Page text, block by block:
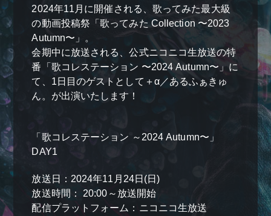
2024年11月に開催される、歌ってみた最大級
の動画投稿祭「歌ってみた Collection 〜2023
Autumn〜」。
会期中に放送される、公式ニコニコ生放送の特
番「歌コレステーション 〜2024 Autumn〜」に
て、1日目のゲストとして＋α／あるふぁきゅ
ん。が出演いたします！
「歌コレステーション ～2024 Autumn〜」
DAY1
放送日：2024年11月24日(日)
放送時間： 20:00～放送開始
配信プラットフォーム：ニコニコ生放送